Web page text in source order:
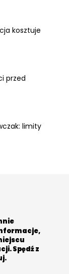
kosztuje
przed
limity
Spędź z